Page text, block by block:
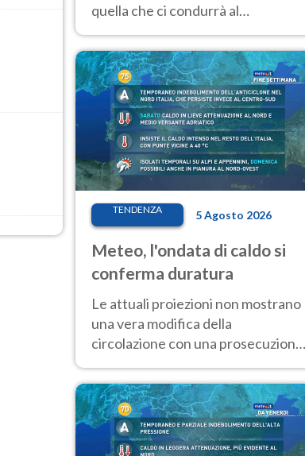
quella che ci condurrà al
temperature molto elevate
TENDENZA 5 Agosto 2026
Meteo, l'ondata di caldo si
conferma duratura
Le attuali proiezioni non mostrano
una vera modifica della
circolazione con una prosecuzione
giorni, compresa la settimana di
Ferragosto